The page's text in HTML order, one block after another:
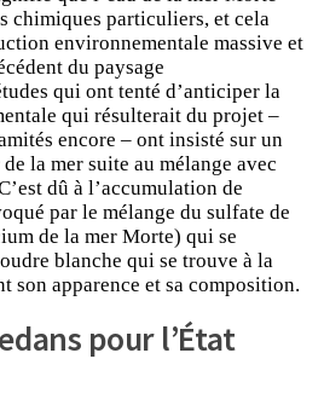
chimiques particuliers, et cela
environnementale massive et
du paysage
qui ont tenté d’anticiper la
qui résulterait du projet –
encore – ont insisté sur un
la mer suite au mélange avec
dû à l’accumulation de
par le mélange du sulfate de
de la mer Morte) qui se
blanche qui se trouve à la
son apparence et sa composition.
pour l’État